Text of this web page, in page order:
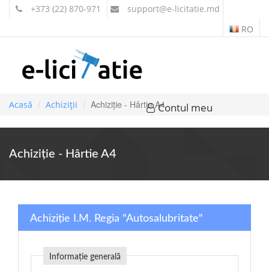
+373 (22) 870-971 support@e-licitatie.md
RO
Contul meu
Acasă Achiziții Achiziție - Hârtie A4
Achiziție - Hârtie A4
Achiziție I.M. Regia "Autosalubritate"
Informație generală